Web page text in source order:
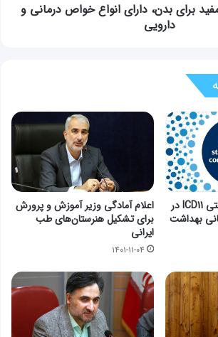
برای بدن، دارای انواع خواص درمانی و
دارویی
بررسی ماژول ۲ طب سنتی ICD11 در
بهداشت
اعلام آمادگی وزیر آموزش و پرورش
برای تشکیل هنرستان‌های طب
ایرانی
۱۴۰۱-۱۱-۰۴